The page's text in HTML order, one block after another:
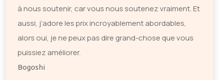
à nous soutenir, car vous nous soutenez vraiment. Et
aussi, j’adore les prix incroyablement abordables,
alors oui, je ne peux pas dire grand-chose que vous
puissiez améliorer.
Bogoshi